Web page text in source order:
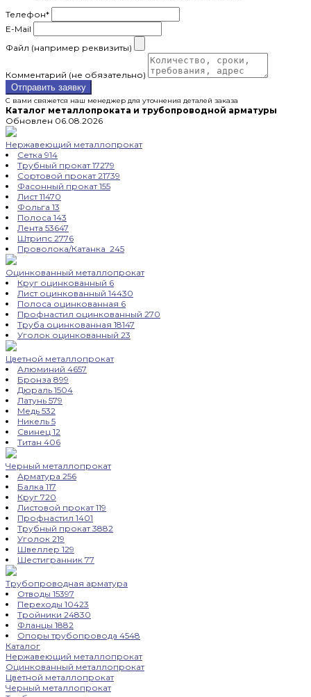
Телефон*
E-Mail
Файл (например реквизиты)
Комментарий (не обязательно)
Отправить заявку
С вами свяжется наш менеджер для уточнения деталей заказа
Каталог металлопроката и трубопроводной арматуры
Обновлен 06.08.2026
Нержавеющий металлопрокат
Сетка 914
Трубный прокат17279
Сортовой прокат21739
Фасонный прокат155
Лист11470
Фольга 13
Полоса 143
Лента 53647
Штрипс 2776
Проволока/Катанка 245
Оцинкованный металлопрокат
Круг оцинкованный 6
Лист оцинкованный 14430
Полоса оцинкованная 6
Профнастил оцинкованный 270
Труба оцинкованная 18147
Уголок оцинкованный 23
Цветной металлопрокат
Алюминий 4657
Бронза 899
Дюраль 1504
Латунь 579
Медь 532
Никель 5
Свинец 12
Титан 406
Черный металлопрокат
Арматура 256
Балка 117
Круг 720
Листовой прокат119
Профнастил 1401
Трубный прокат3882
Уголок 219
Швеллер 129
Шестигранник 77
Трубопроводная арматура
Отводы 15397
Переходы 10423
Тройники 24830
Фланцы 1882
Опоры трубопровода 4548
Каталог
Нержавеющий металлопрокат
Оцинкованный металлопрокат
Цветной металлопрокат
Черный металлопрокат